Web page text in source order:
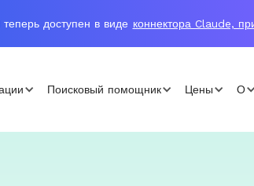
теперь доступен в виде коннектора Claude,
Поисковый помощник Цены О